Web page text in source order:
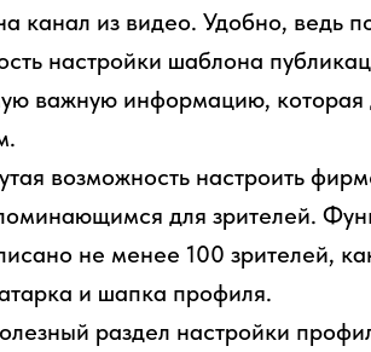
канал из видео. Удобно, ведь
настройки шаблона
важную информацию, которая
возможность настроить
для зрителей.
не менее 100 зрителей,
и шапка профиля.
раздел настройки